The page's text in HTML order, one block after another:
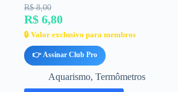
R$ 8,00
R$ 6,80
🔒 Valor exclusivo para membros
👉 Assinar Club Pro
Aquarismo, Termômetros